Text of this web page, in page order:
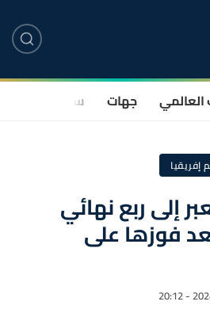
العالمي جهات سياسة
إلى ربع نهائي
فوزها على